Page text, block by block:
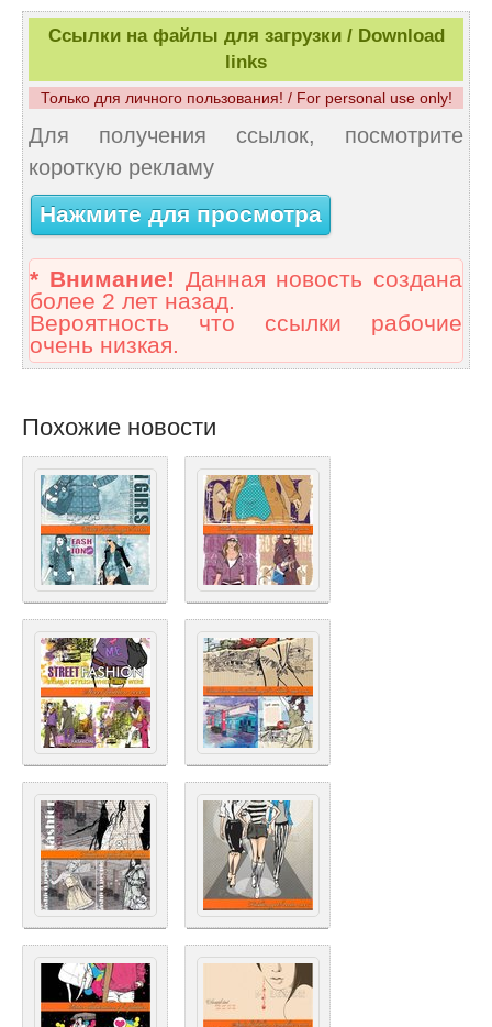
Ссылки на файлы для загрузки / Download
links
Только для личного пользования! / For personal use only!
Для получения ссылок, посмотрите
короткую рекламу
Нажмите для просмотра
* Внимание! Данная новость создана
более 2 лет назад.
Вероятность что ссылки рабочие
очень низкая.
Похожие новости